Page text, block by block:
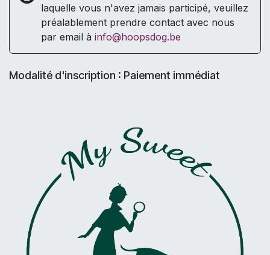
laquelle vous n'avez jamais participé, veuillez
préalablement prendre contact avec nous
par email à info@hoopsdog.be
Modalité d'inscription : Paiement immédiat